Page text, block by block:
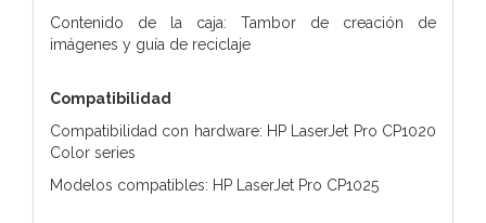
Contenido de la caja: Tambor de creación de
imágenes y guía de reciclaje
Compatibilidad
Compatibilidad con hardware: HP LaserJet Pro CP1020
Color series
Modelos compatibles: HP LaserJet Pro CP1025